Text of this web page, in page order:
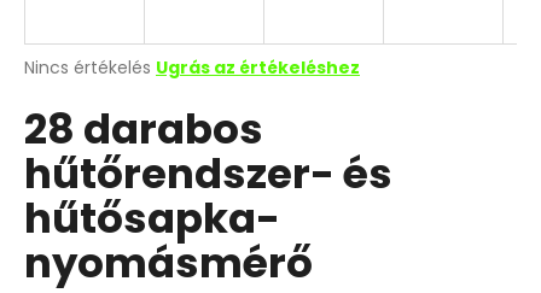
A
átlagos
értékelése
5-
ből
0,0
csillag.
Nincs értékelés Ugrás az értékeléshez
28 darabos
hűtőrendszer- és
hűtősapka-
nyomásmérő